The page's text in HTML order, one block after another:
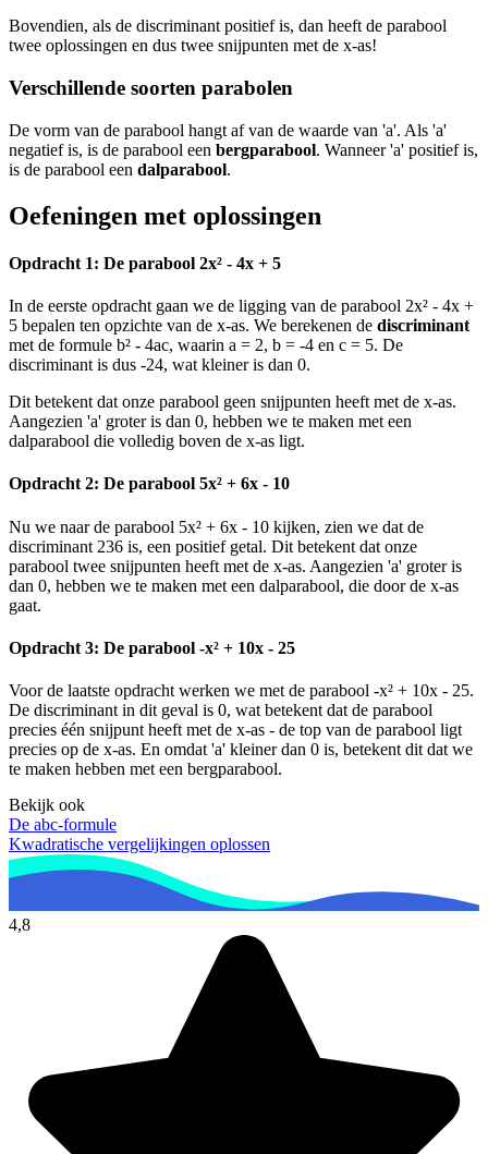
Bovendien, als de discriminant positief is, dan heeft de parabool
twee oplossingen en dus twee snijpunten met de x-as!
Verschillende soorten parabolen
De vorm van de parabool hangt af van de waarde van 'a'. Als 'a'
negatief is, is de parabool een bergparabool. Wanneer 'a' positief is,
is de parabool een dalparabool.
Oefeningen met oplossingen
Opdracht 1: De parabool 2x² - 4x + 5
In de eerste opdracht gaan we de ligging van de parabool 2x² - 4x +
5 bepalen ten opzichte van de x-as. We berekenen de discriminant
met de formule b² - 4ac, waarin a = 2, b = -4 en c = 5. De
discriminant is dus -24, wat kleiner is dan 0.
Dit betekent dat onze parabool geen snijpunten heeft met de x-as.
Aangezien 'a' groter is dan 0, hebben we te maken met een
dalparabool die volledig boven de x-as ligt.
Opdracht 2: De parabool 5x² + 6x - 10
Nu we naar de parabool 5x² + 6x - 10 kijken, zien we dat de
discriminant 236 is, een positief getal. Dit betekent dat onze
parabool twee snijpunten heeft met de x-as. Aangezien 'a' groter is
dan 0, hebben we te maken met een dalparabool, die door de x-as
gaat.
Opdracht 3: De parabool -x² + 10x - 25
Voor de laatste opdracht werken we met de parabool -x² + 10x - 25.
De discriminant in dit geval is 0, wat betekent dat de parabool
precies één snijpunt heeft met de x-as - de top van de parabool ligt
precies op de x-as. En omdat 'a' kleiner dan 0 is, betekent dit dat we
te maken hebben met een bergparabool.
Bekijk ook
De abc-formule
Kwadratische vergelijkingen oplossen
4,8